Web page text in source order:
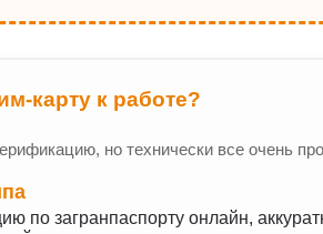
карту к работе?
но технически все очень
по загранпаспорту онлайн,